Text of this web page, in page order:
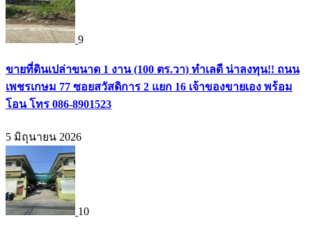
9
ขายที่ดินเปล่าขนาด 1 งาน (100 ตร.วา) ทำเลดี น่าลงทุน!! ถนน
เพชรเกษม 77 ซอยสวัสดิการ 2 แยก 16 เจ้าของขายเอง พร้อม
โอน โทร 086-8901523
5 มิถุนายน 2026
10